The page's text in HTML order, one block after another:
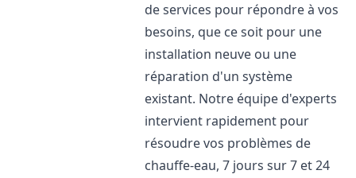
de services pour répondre à vos
besoins, que ce soit pour une
installation neuve ou une
réparation d'un système
existant. Notre équipe d'experts
intervient rapidement pour
résoudre vos problèmes de
chauffe-eau, 7 jours sur 7 et 24